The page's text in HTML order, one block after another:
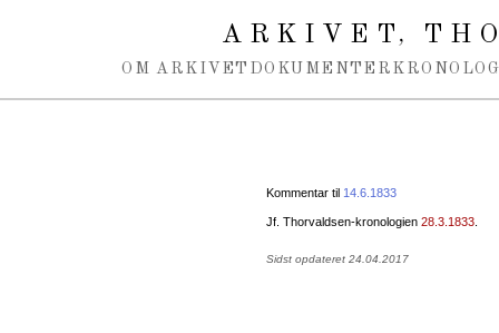
ARKIVET,
OM ARKIVET DOKUMENTER
Kommentar til 14.6.1833
Jf. Thorvaldsen-kronologien 28.3.1833
Sidst opdateret 24.04.2017